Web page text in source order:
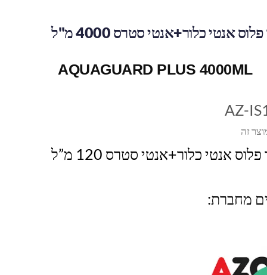
אנטי כלור+אנטי סטרס 4000 מ"ל
AQUAGUARD PLUS 4000ML
זה
AZ-
אנטי כלור+אנטי סטרס 120 מ”ל
מחברת: